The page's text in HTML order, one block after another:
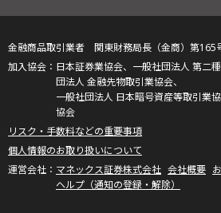
金融商品取引業者 関東財務局長（金商）第165
日本証券業協会、一般社団法人 第二
団法人 金融先物取引業協会、
一般社団法人 日本暗号資産等取引業
協会
リスク・手数料などの重要事項
個人情報のお取り扱いについて
マネックス証券株式会社 会社概要
ヘルプ（通知の登録・解除）